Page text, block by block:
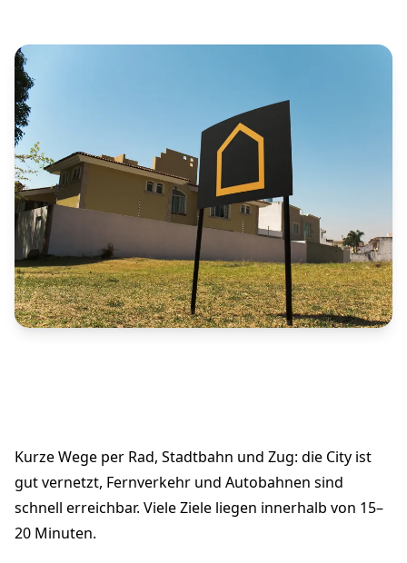
Kurze Wege per Rad, Stadtbahn und Zug: die City ist
gut vernetzt, Fernverkehr und Autobahnen sind
schnell erreichbar. Viele Ziele liegen innerhalb von 15–
20 Minuten.